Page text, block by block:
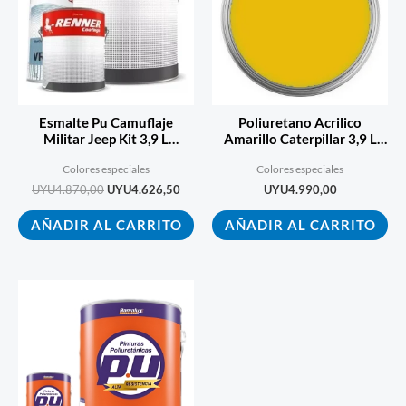
Esmalte Pu Camuflaje
Militar Jeep Kit 3,9 L
Colores especiales
UYU4.870,00UYU4.626,50
AÑADIR AL CARRITO
Poliuretano Acrilico
Amarillo Caterpillar 3,9 L
Colores especiales
UYU4.990,00
AÑADIR AL CARRITO